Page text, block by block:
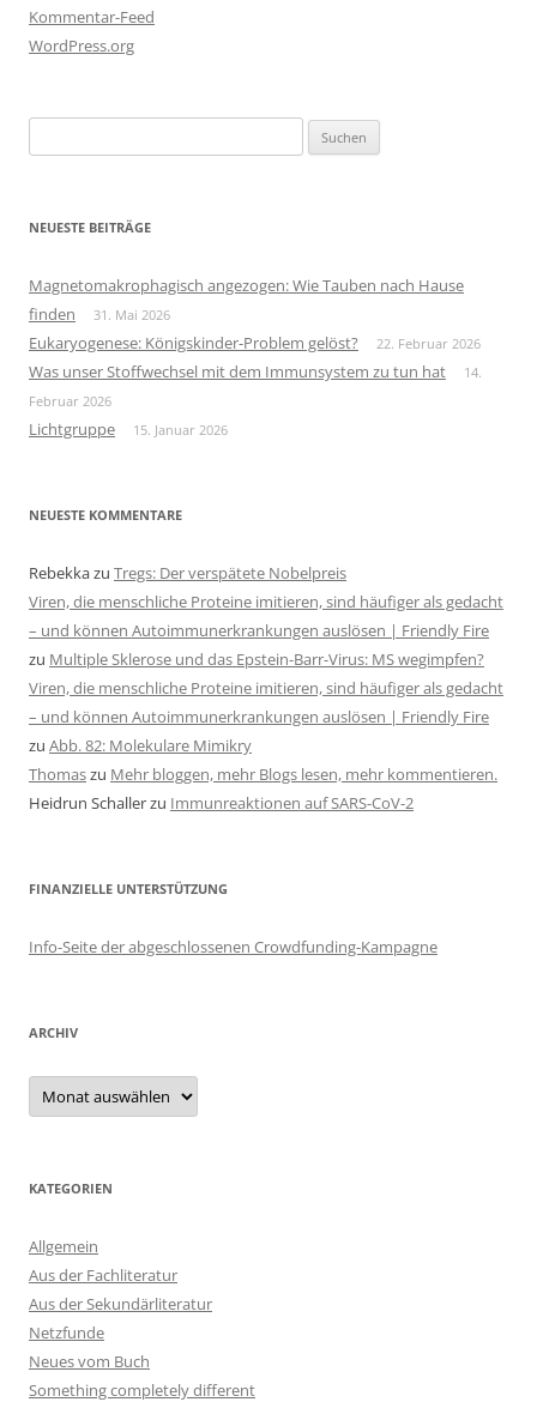
Kommentar-Feed
WordPress.org
nach:
NEUESTE BEITRÄGE
Magnetomakrophagisch angezogen: Wie Tauben nach Hause
finden
31. Mai 2026
Eukaryogenese: Königskinder-Problem gelöst? 22. Februar 2026
Was unser Stoffwechsel mit dem Immunsystem zu tun hat
14.
Februar 2026
Lichtgruppe 15. Januar 2026
NEUESTE KOMMENTARE
Rebekkazu Tregs: Der verspätete Nobelpreis
Viren, die menschliche Proteine imitieren, sind häufiger als gedacht
– und können Autoimmunerkrankungen auslösen | Friendly Fire
zu Multiple Sklerose und das Epstein-Barr-Virus: MS wegimpfen?
Viren, die menschliche Proteine imitieren, sind häufiger als gedacht
– und können Autoimmunerkrankungen auslösen | Friendly Fire
zu Abb. 82: Molekulare Mimikry
Thomaszu Mehr bloggen, mehr Blogs lesen, mehr kommentieren.
Heidrun Schallerzu Immunreaktionen auf SARS-CoV-2
FINANZIELLE UNTERSTÜTZUNG
Info-Seite der abgeschlossenen Crowdfunding-Kampagne
ARCHIV
Archiv
KATEGORIEN
Allgemein
Aus der Fachliteratur
Aus der Sekundärliteratur
Netzfunde
Neues vom Buch
Something completely different